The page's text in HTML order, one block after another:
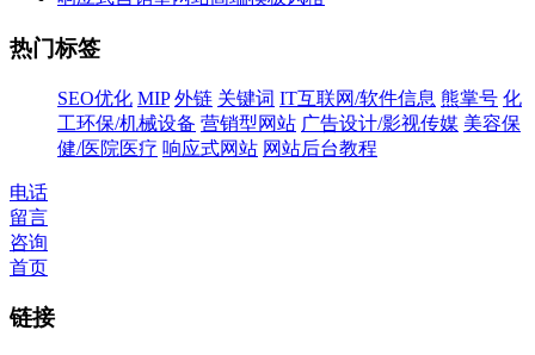
热门标签
SEO优化 MIP 外链 关键词 IT互联网/软件信息 熊掌号 化
工环保/机械设备 营销型网站 广告设计/影视传媒 美容保
健/医院医疗 响应式网站 网站后台教程
电话
留言
咨询
首页
链接